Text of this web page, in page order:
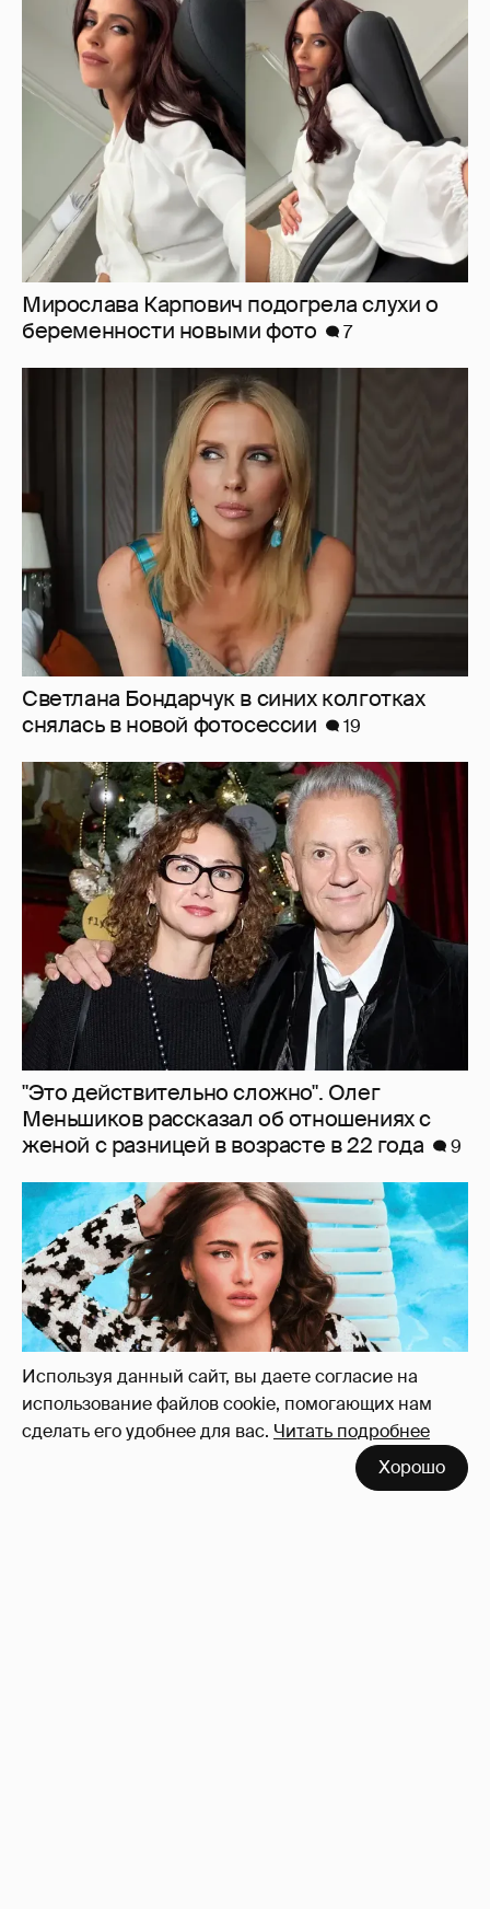
Используя данный сайт, вы даете согласие на
использование файлов cookie, помогающих нам
сделать его удобнее для вас. Читать подробнее
Хорошо
Мирослава Карпович подогрела слухи о
беременности новыми фото
7
Светлана Бондарчук в синих колготках
снялась в новой фотосессии
"Это действительно сложно". Олег
Меньшиков рассказал об отношениях с
женой с разницей в возрасте в 22 года
Дочь Хайди Клум снялась для глянца в
жакете на голое тело
6